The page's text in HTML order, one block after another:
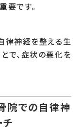
要です。
律神経を整える生
で、症状の悪化を
院での自律神